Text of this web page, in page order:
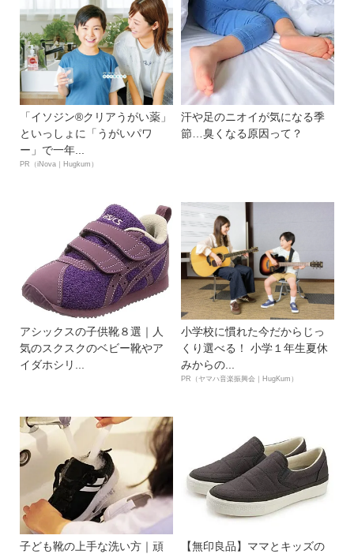
「イソジン®クリアうがい薬」
といっしょに「うがいパワ
ー」で一年...
PR（iNova｜Hugkum）
汗や足のニオイが気になる季
節…臭くなる原因って？
アシックスの子供靴８選｜人
気のスクスクのベビー靴やア
イダホシリ...
小学校に慣れた今だからじっ
くり選べる！ 小学１年生夏休
みからの...
PR（ヤマハ音楽振興会｜HugKum）
子ども靴の上手な洗い方｜頑
【無印良品】ママとキッズの